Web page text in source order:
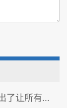
不到的举动！